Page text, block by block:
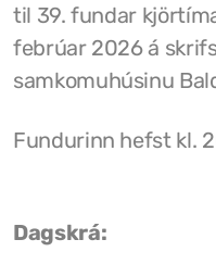
til 39. fundar
febrúar 2026 á
samkomuhúsinu
Fundurinn hefst kl.
Dagskrá:
Hitaveita Drangsness
Félagsþjónusta Stranda